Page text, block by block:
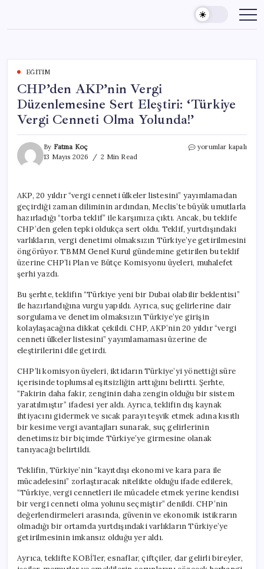
content
EĞITIM
CHP’den AKP’nin Vergi
Düzenlemesine Sert Eleştiri: ‘Türkiye
Vergi Cenneti Olma Yolunda!’
By Fatma Koç
13 Mayıs 2026
2 Min Read
CHP’den
Eleştiri:
‘Türkiye
Vergi
Cenneti
Olma
Yolunda!’
için
yorumlar kapalı
AKP, 20 yıldır “vergi cenneti ülkeler listesini” yayımlamadan
geçirdiği zaman diliminin ardından, Meclis’te büyük umutlarla
hazırladığı “torba teklif” ile karşımıza çıktı. Ancak, bu teklife
CHP’den gelen tepki oldukça sert oldu. Teklif, yurtdışındaki
varlıkların, vergi denetimi olmaksızın Türkiye’ye getirilmesini
öngörüyor. TBMM Genel Kurul gündemine getirilen bu teklif
üzerine CHP’li Plan ve Bütçe Komisyonu üyeleri, muhalefet
şerhi yazdı.
Bu şerhte, teklifin “Türkiye yeni bir Dubai olabilir beklentisi”
ile hazırlandığına vurgu yapıldı. Ayrıca, suç gelirlerine dair
sorgulama ve denetim olmaksızın Türkiye’ye girişin
kolaylaşacağına dikkat çekildi. CHP, AKP’nin 20 yıldır “vergi
cenneti ülkeler listesini” yayımlamaması üzerine de
eleştirilerini dile getirdi.
CHP’li komisyon üyeleri, iktidarın Türkiye’yi yönettiği süre
içerisinde toplumsal eşitsizliğin arttığını belirtti. Şerhte,
“Fakirin daha fakir, zenginin daha zengin olduğu bir sistem
yaratılmıştır” ifadesi yer aldı. Ayrıca, teklifin dış kaynak
ihtiyacını gidermek ve sıcak parayı teşvik etmek adına kısıtlı
bir kesime vergi avantajları sunarak, suç gelirlerinin
denetimsiz bir biçimde Türkiye’ye girmesine olanak
tanıyacağı belirtildi.
Teklifin, Türkiye’nin “kayıtdışı ekonomi ve kara para ile
mücadelesini” zorlaştıracak nitelikte olduğu ifade edilerek,
“Türkiye, vergi cennetleri ile mücadele etmek yerine kendisi
bir vergi cenneti olma yolunu seçmiştir” denildi. CHP’nin
değerlendirmeleri arasında, güvenin ve ekonomik istikrarın
olmadığı bir ortamda yurtdışındaki varlıkların Türkiye’ye
getirilmesinin imkansız olduğu yer aldı.
Ayrıca, teklifte KOBİ’ler, esnaflar, çiftçiler, dar gelirli bireyler,